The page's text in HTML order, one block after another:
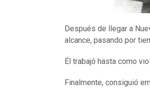
Después de llegar a
alcance, pasando por
Él trabajó hasta como
Finalmente, consiguió